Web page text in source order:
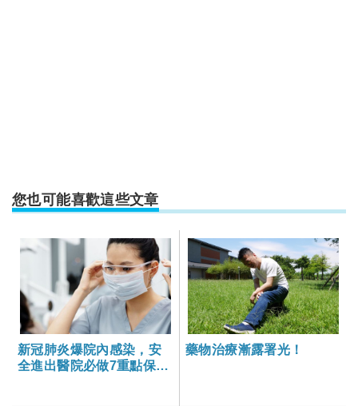
您也可能喜歡這些文章
新冠肺炎爆院內感染，安
全進出醫院必做7重點保護
藥物治療漸露署光！